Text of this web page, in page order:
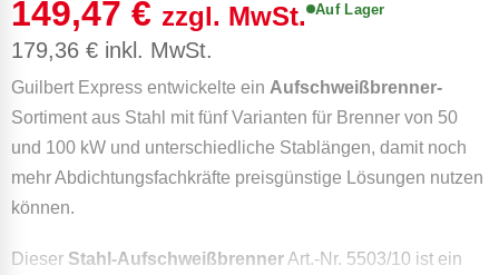
149,47 € zzgl. MwSt.
179,36 € inkl. MwSt.
Auf Lager
Guilbert Express entwickelte ein Aufschweißbrenner-
Sortiment aus Stahl mit fünf Varianten für Brenner von 50
und 100 kW und unterschiedliche Stablängen, damit noch
mehr Abdichtungsfachkräfte preisgünstige Lösungen nutzen
können.
Dieser Stahl-Aufschweißbrenner Art.-Nr. 5503/10 ist ein